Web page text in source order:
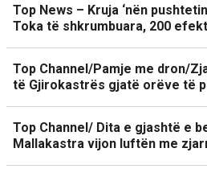
Top News – Kruja ‘nën
Toka të shkrumbuara, 200
Top Channel/Pamje me dron/
të Gjirokastrës gjatë orëve të
Top Channel/ Dita e gjashtë e
Mallakastra vijon luftën me